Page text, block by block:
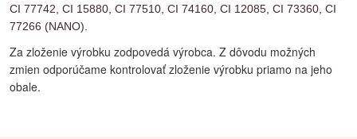
CI 77742, CI 15880, CI 77510, CI 74160, CI 12085, CI 73360, CI
77266 (NANO).
Za zloženie výrobku zodpovedá výrobca. Z dôvodu možných
zmien odporúčame kontrolovať zloženie výrobku priamo na jeho
obale.